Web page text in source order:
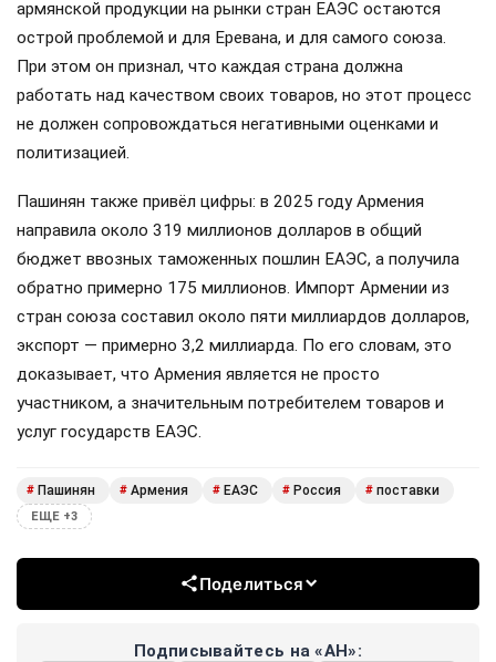
армянской продукции на рынки стран ЕАЭС остаются
острой проблемой и для Еревана, и для самого союза.
При этом он признал, что каждая страна должна
работать над качеством своих товаров, но этот процесс
не должен сопровождаться негативными оценками и
политизацией.
Пашинян также привёл цифры: в 2025 году Армения
направила около 319 миллионов долларов в общий
бюджет ввозных таможенных пошлин ЕАЭС, а получила
обратно примерно 175 миллионов. Импорт Армении из
стран союза составил около пяти миллиардов долларов,
экспорт — примерно 3,2 миллиарда. По его словам, это
доказывает, что Армения является не просто
участником, а значительным потребителем товаров и
услуг государств ЕАЭС.
# Пашинян # Армения # ЕАЭС # Россия # поставки
ЕЩЕ +3
Поделиться
Подписывайтесь на «АН»: